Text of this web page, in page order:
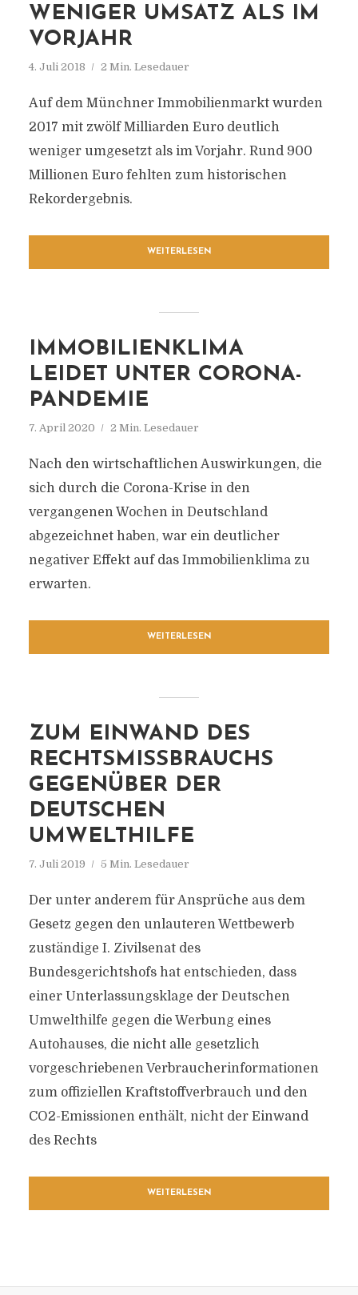
WENIGER UMSATZ ALS IM
VORJAHR
4. Juli 2018 2 Min. Lesedauer
Auf dem Münchner Immobilienmarkt wurden
2017 mit zwölf Milliarden Euro deutlich
weniger umgesetzt als im Vorjahr. Rund 900
Millionen Euro fehlten zum historischen
Rekordergebnis.
WEITERLESEN
IMMOBILIENKLIMA
LEIDET UNTER CORONA-
PANDEMIE
7. April 2020 2 Min. Lesedauer
Nach den wirtschaftlichen Auswirkungen, die
sich durch die Corona-Krise in den
vergangenen Wochen in Deutschland
abgezeichnet haben, war ein deutlicher
negativer Effekt auf das Immobilienklima zu
erwarten.
WEITERLESEN
ZUM EINWAND DES
RECHTSMISSBRAUCHS
GEGENÜBER DER
DEUTSCHEN
UMWELTHILFE
7. Juli 2019 5 Min. Lesedauer
Der unter anderem für Ansprüche aus dem
Gesetz gegen den unlauteren Wettbewerb
zuständige I. Zivilsenat des
Bundesgerichtshofs hat entschieden, dass
einer Unterlassungsklage der Deutschen
Umwelthilfe gegen die Werbung eines
Autohauses, die nicht alle gesetzlich
vorgeschriebenen Verbraucherinformationen
zum offiziellen Kraftstoffverbrauch und den
CO2-Emissionen enthält, nicht der Einwand
des Rechts
WEITERLESEN